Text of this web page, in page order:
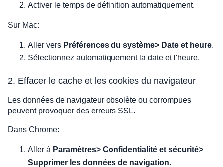
Activer le temps de définition automatiquement.
Sur Mac:
Aller vers Préférences du système> Date et heure.
Sélectionnez automatiquement la date et l'heure.
2. Effacer le cache et les cookies du navigateur
Les données de navigateur obsolète ou corrompues
peuvent provoquer des erreurs SSL.
Dans Chrome:
Aller à Paramètres> Confidentialité et sécurité>
Supprimer les données de navigation.